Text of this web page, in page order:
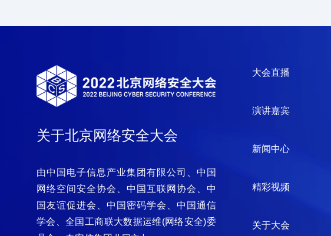
关于北京网络安全大会
由中国电子信息产业集团有限公司、中国
网络空间安全协会、中国互联网协会、中
国友谊促进会、中国密码学会、中国通信
学会、全国工商联大数据运维(网络安全)委
大会直播
演讲嘉宾
新闻中心
精彩视频
关于大会